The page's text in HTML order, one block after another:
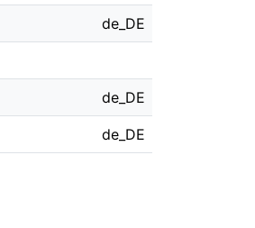
de_DE
de_DE
de_DE